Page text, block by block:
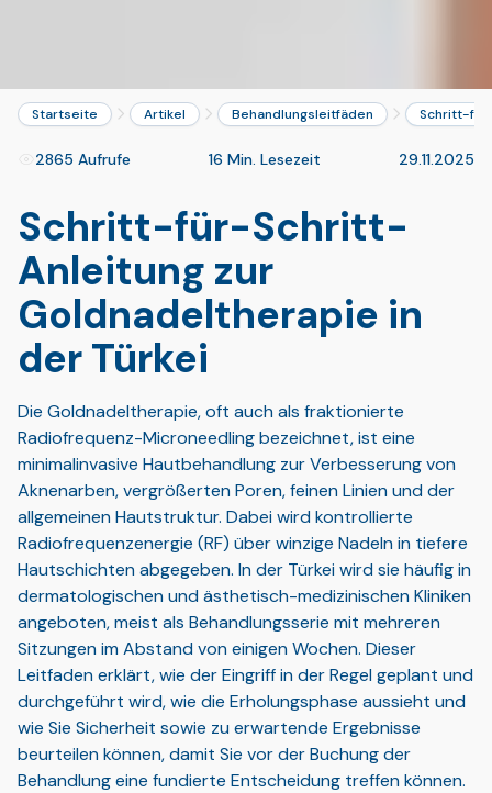
Startseite Artikel Behandlungsleitfäden Schritt-
2865 Aufrufe 16 Min. Lesezeit 29.11.2025
Schritt-für-Schritt-
Anleitung zur
Goldnadeltherapie in
der Türkei
Die Goldnadeltherapie, oft auch als fraktionierte
Radiofrequenz-Microneedling bezeichnet, ist eine
minimalinvasive Hautbehandlung zur Verbesserung von
Aknenarben, vergrößerten Poren, feinen Linien und der
allgemeinen Hautstruktur. Dabei wird kontrollierte
Radiofrequenzenergie (RF) über winzige Nadeln in tiefere
Hautschichten abgegeben. In der Türkei wird sie häufig in
dermatologischen und ästhetisch-medizinischen Kliniken
angeboten, meist als Behandlungsserie mit mehreren
Sitzungen im Abstand von einigen Wochen. Dieser
Leitfaden erklärt, wie der Eingriff in der Regel geplant und
durchgeführt wird, wie die Erholungsphase aussieht und
wie Sie Sicherheit sowie zu erwartende Ergebnisse
beurteilen können, damit Sie vor der Buchung der
Behandlung eine fundierte Entscheidung treffen können.